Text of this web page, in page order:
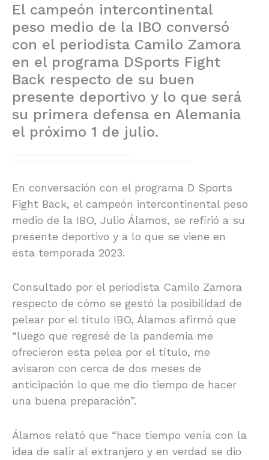
El campeón intercontinental
peso medio de la IBO conversó
con el periodista Camilo Zamora
en el programa DSports Fight
Back respecto de su buen
presente deportivo y lo que será
su primera defensa en Alemania
el próximo 1 de julio.
En conversación con el programa D Sports
Fight Back, el campeón intercontinental peso
medio de la IBO, Julio Álamos, se refirió a su
presente deportivo y a lo que se viene en
esta temporada 2023.
Consultado por el periodista Camilo Zamora
respecto de cómo se gestó la posibilidad de
pelear por el título IBO, Álamos afirmó que
“luego que regresé de la pandemia me
ofrecieron esta pelea por el título, me
avisaron con cerca de dos meses de
anticipación lo que me dio tiempo de hacer
una buena preparación”.
Álamos relató que “hace tiempo venía con la
idea de salir al extranjero y en verdad se dio